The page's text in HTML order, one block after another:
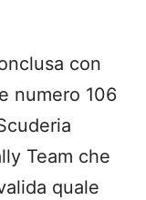
con
numero 106
Team che
quale